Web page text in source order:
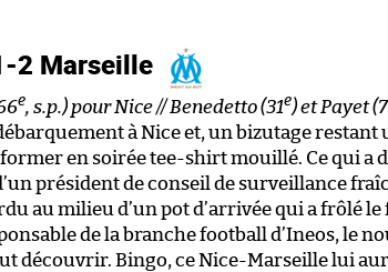
2 Marseille
e, s.p.) pour Nice // Benedetto (31e) et Payet
à Nice et, un bizutage restant
en soirée tee-shirt mouillé. Ce qui a
président de conseil de surveillance
au milieu d’un pot d’arrivée qui a frôlé le
de la branche football d’Ineos, le
découvrir. Bingo, ce Nice-Marseille lui